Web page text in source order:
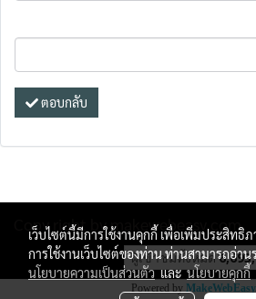
ตอบกลับ
Copy right by makewebeasy.com
ผู้เข้าชมทั้งหมด
Powered by
เว็บไซต์นี้มีการใช้งานคุกกี้ เพื่อเพิ่มประสิท
การใช้งานเว็บไซต์ของท่าน ท่านสามารถอ่าน
นโยบายความเป็นส่วนตัวและนโยบายคุกกี้